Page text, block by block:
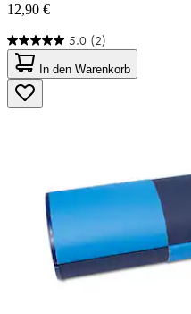
12,90 €
5.0 (2)
5.0
von
5
Sternen.
2
In den Warenkorb